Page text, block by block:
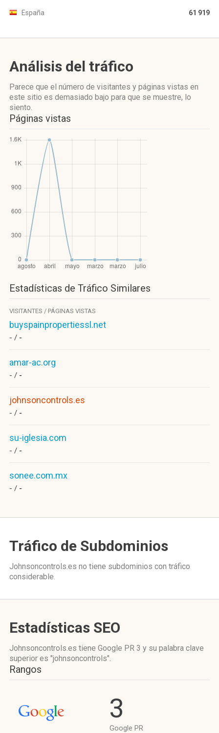
España 61 919
Análisis del tráfico
Parece que el número de visitantes y páginas vistas en
este sitio es demasiado bajo para que se muestre, lo
siento.
Páginas vistas
Estadísticas de Tráfico Similares
VISITANTES / PÁGINAS VISTAS
buyspainpropertiessl.net
- / -
amar-ac.org
- / -
johnsoncontrols.es
- / -
su-iglesia.com
- / -
sonee.com.mx
- / -
Tráfico de Subdominios
Johnsoncontrols.es no tiene subdominios con tráfico
considerable.
Estadísticas SEO
Johnsoncontrols.es tiene Google PR 3 y su palabra clave
superior es "johnsoncontrols".
Rangos
3
Google PR